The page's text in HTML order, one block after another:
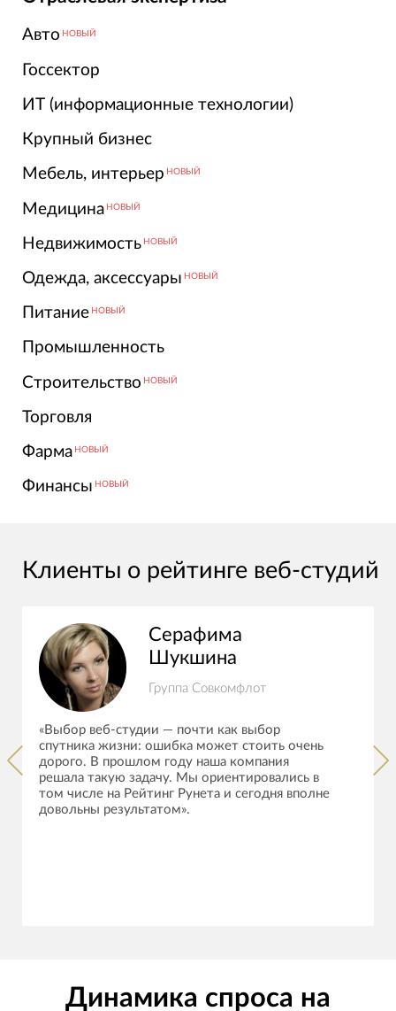
Авто НОВЫЙ
Госсектор
ИТ (информационные технологии)
Крупный бизнес
Мебель, интерьер НОВЫЙ
Медицина НОВЫЙ
Недвижимость НОВЫЙ
Одежда, аксессуары НОВЫЙ
Питание НОВЫЙ
Промышленность
Строительство НОВЫЙ
Торговля
Фарма НОВЫЙ
Финансы НОВЫЙ
Клиенты о рейтинге веб-студий
Серафима
Шукшина
Группа Совкомфлот
«Выбор веб-студии — почти как выбор
спутника жизни: ошибка может стоить очень
дорого. В прошлом году наша компания
решала такую задачу. Мы ориентировались в
том числе на Рейтинг Рунета и сегодня вполне
довольны результатом».
Динамика спроса на